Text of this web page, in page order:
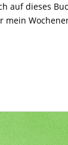
auf dieses